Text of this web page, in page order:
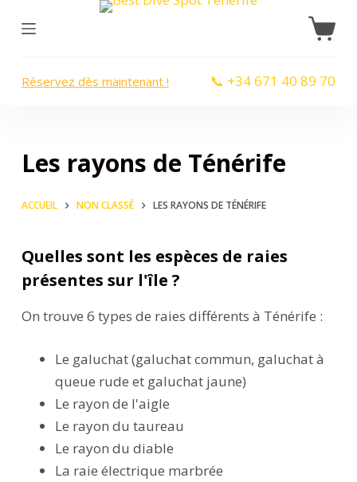
P
s
u
n
Réservez dès maintenant ! 📞 +34 671 40 89 70
Les rayons de Ténérife
ACCUEIL NON CLASSÉ LES RAYONS DE TÉNÉRIFE
Quelles sont les espèces de raies
présentes sur l'île ?
On trouve 6 types de raies différents à Ténérife :
Le galuchat (galuchat commun, galuchat à
queue rude et galuchat jaune)
Le rayon de l'aigle
Le rayon du taureau
Le rayon du diable
La raie électrique marbrée